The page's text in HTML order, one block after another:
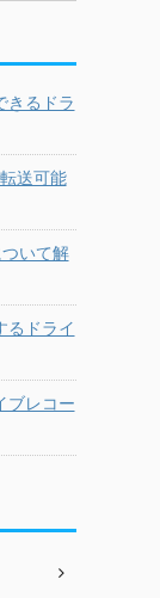
きるドラ
送可能
いて解
るドライ
ブレコー